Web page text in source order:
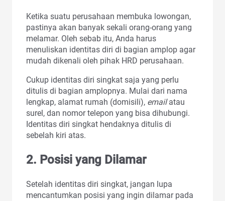
Ketika suatu perusahaan membuka lowongan,
pastinya akan banyak sekali orang-orang yang
melamar. Oleh sebab itu, Anda harus
menuliskan identitas diri di bagian amplop agar
mudah dikenali oleh pihak HRD perusahaan.
Cukup identitas diri singkat saja yang perlu
ditulis di bagian amplopnya. Mulai dari nama
lengkap, alamat rumah (domisili), emailatau
surel, dan nomor telepon yang bisa dihubungi.
Identitas diri singkat hendaknya ditulis di
sebelah kiri atas.
2. Posisi yang Dilamar
Setelah identitas diri singkat, jangan lupa
mencantumkan posisi yang ingin dilamar pada